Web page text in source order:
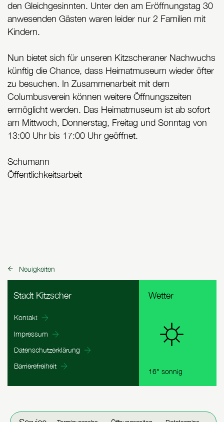
den Gleichgesinnten. Unter den am Eröffnungstag 30
anwesenden Gästen waren leider nur 2 Familien mit
Kindern.
Nun bietet sich für unseren Kitzscheraner Nachwuchs
künftig die Chance, dass Heimatmuseum wieder öfter
zu besuchen. In Zusammenarbeit mit dem
Columbusverein können weitere Öffnungszeiten
ermöglicht werden. Das Heimatmuseum ist ab sofort
am Mittwoch, Donnerstag, Freitag und Sonntag von
13:00 Uhr bis 17:00 Uhr geöffnet.
Schumann
Öffentlichkeitsarbeit
zurück zu:
Neuigkeiten
Fußbereich Informationen
Stadt Kitzscher
Kontakt
Impressum
Datenschutzerklärung
Barrierefreiheit
Wetter
16° sonnig